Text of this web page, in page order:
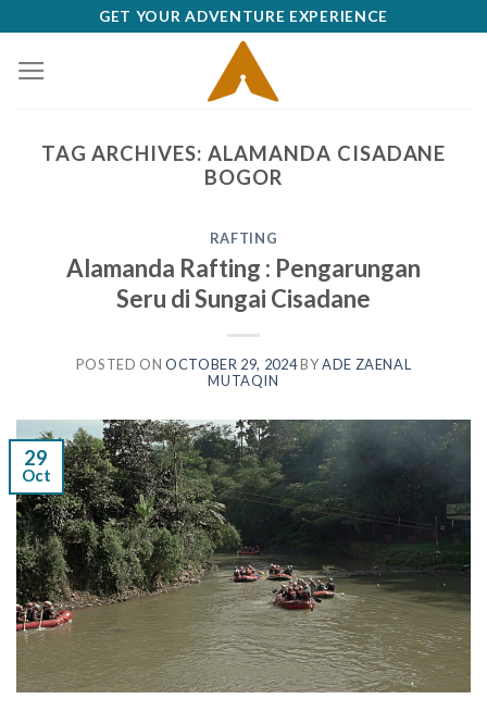
content
GET YOUR ADVENTURE EXPERIENCE
TAG ARCHIVES: ALAMANDA CISADANE
BOGOR
RAFTING
Alamanda Rafting : Pengarungan
Seru di Sungai Cisadane
POSTED ONOCTOBER 29, 2024BYADE ZAENAL
MUTAQIN
29
Oct